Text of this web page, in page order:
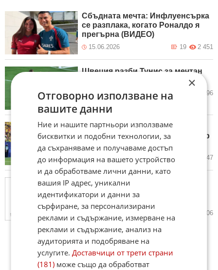
Сбъдната мечта: Инфлуенсърка
се разплака, когато Роналдо я
прегърна (ВИДЕО)
15.06.2026 2 451
19
Швеция разби Тунис за мечтан
15.06.2026 1 696
Кот д'Ивоар измъкна
драматична победа над Еквадор
в последната минута
15.06.2026 1 547
Япония шокира Нидерландия в
късен обратен удар
15.06.2026 4 206
×
Отговорно използване на
вашите данни
Ние и нашите партньори използваме
бисквитки и подобни технологии, за
да съхраняваме и получаваме достъп
до информация на вашето устройство
и да обработваме лични данни, като
вашия IP адрес, уникални
идентификатори и данни за
сърфиране, за персонализирани
реклами и съдържание, измерване на
реклами и съдържание, анализ на
аудиторията и подобряване на
услугите.Доставчици от трети страни
(181) може също да обработват